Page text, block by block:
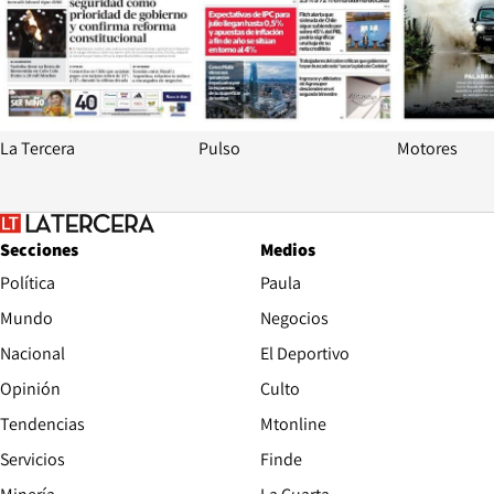
La Tercera Pulso Motores
Secciones
Política
Mundo
Nacional
Opinión
Tendencias
Servicios
Medios
Paula
Negocios
El Deportivo
Culto
Mtonline
Finde